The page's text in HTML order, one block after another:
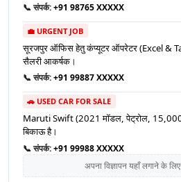
📞 संपर्क:+91 98765 XXXXX
💼 URGENT JOB
सूरजपुर ऑफिस हेतु कंप्यूटर ऑपरेटर (Excel &
सैलरी आकर्षक।
📞 संपर्क:+91 99887 XXXXX
🚗 USED CAR FOR SALE
Maruti Swift (2021 मॉडल, पेट्रोल,
बिकाऊ है।
📞 संपर्क:+91 99988 XXXXX
अपना विज्ञापन यहाँ लगाने के